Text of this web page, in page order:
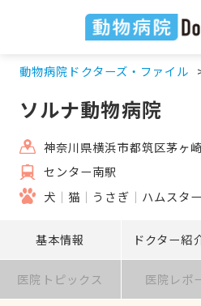
動物病院ドクターズ・ファイル
ソルナ動物病院
神奈川県横浜市都筑区茅ヶ
センター南駅
犬
猫 うさぎ ハムスター
基本情報 ドクター紹
医院トピックス 医院レポ